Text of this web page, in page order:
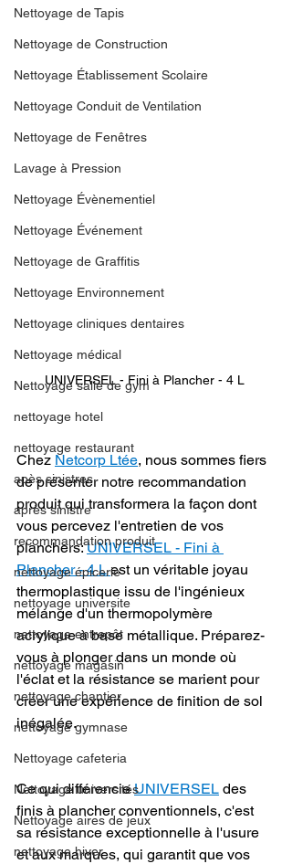
Nettoyage de Tapis
Nettoyage de Construction
Nettoyage Établissement Scolaire
Nettoyage Conduit de Ventilation
Nettoyage de Fenêtres
Lavage à Pression
Nettoyage Évènementiel
Nettoyage Événement
Nettoyage de Graffitis
Nettoyage Environnement
Nettoyage cliniques dentaires
Nettoyage médical
Nettoyage salle de gym
nettoyage hotel
nettoyage restaurant
apès sinistres
après sinistre
recommandation produit
nettoyage épicerie
nettoyage universite
nettoyage entrepôt
nettoyage magasin
nettoyage chantier
nettoyage gymnase
Nettoyage cafeteria
Nettoyage universités
Nettoyage aires de jeux
nettoyage hiver
UNIVERSEL - Fini à Plancher - 4 L
Chez Netcorp Ltée, nous sommes fiers
de présenter notre recommandation
produit qui transformera la façon dont
vous percevez l'entretien de vos
planchers: UNIVERSEL - Fini à
Plancher - 4 L est un véritable joyau
thermoplastique issu de l'ingénieux
mélange d'un thermopolymère
acrylique à base métallique. Préparez-
vous à plonger dans un monde où
l'éclat et la résistance se marient pour
créer une expérience de finition de sol
inégalée.
Ce qui différencie UNIVERSEL des
finis à plancher conventionnels, c'est
sa résistance exceptionnelle à l'usure
et aux marques, qui garantit que vos